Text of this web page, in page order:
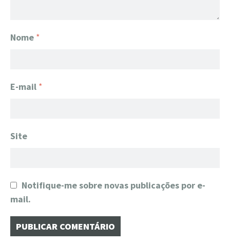
Nome *
E-mail *
Site
Notifique-me sobre novas publicações por e-
mail.